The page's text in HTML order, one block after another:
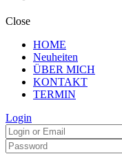
Close
HOME
Neuheiten
ÜBER MICH
KONTAKT
TERMIN
Login